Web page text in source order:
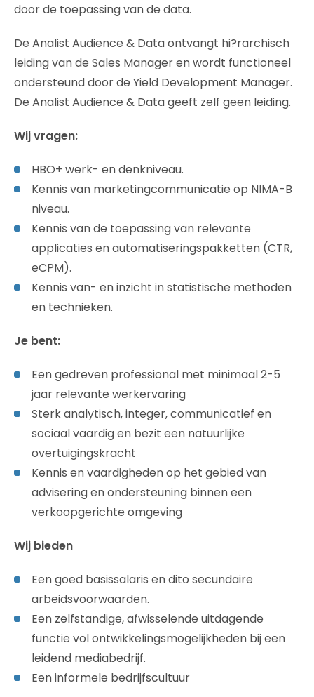
door de toepassing van de data.
De Analist Audience & Data ontvangt hi?rarchisch
leiding van de Sales Manager en wordt functioneel
ondersteund door de Yield Development Manager.
De Analist Audience & Data geeft zelf geen leiding.
Wij vragen:
HBO+ werk- en denkniveau.
Kennis van marketingcommunicatie op NIMA-B
niveau.
Kennis van de toepassing van relevante
applicaties en automatiseringspakketten (CTR,
eCPM).
Kennis van- en inzicht in statistische methoden
en technieken.
Je bent:
Een gedreven professional met minimaal 2-5
jaar relevante werkervaring
Sterk analytisch, integer, communicatief en
sociaal vaardig en bezit een natuurlijke
overtuigingskracht
Kennis en vaardigheden op het gebied van
advisering en ondersteuning binnen een
verkoopgerichte omgeving
Wij bieden
Een goed basissalaris en dito secundaire
arbeidsvoorwaarden.
Een zelfstandige, afwisselende uitdagende
functie vol ontwikkelingsmogelijkheden bij een
leidend mediabedrijf.
Een informele bedrijfscultuur